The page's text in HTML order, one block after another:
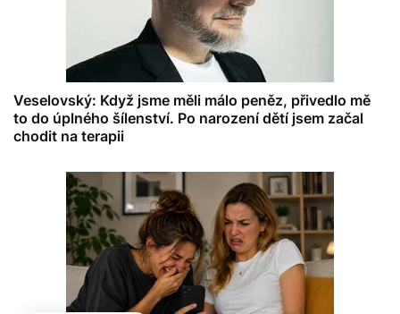
Veselovský: Když jsme měli málo peněz, přivedlo mě
to do úplného šílenství. Po narození dětí jsem začal
chodit na terapii